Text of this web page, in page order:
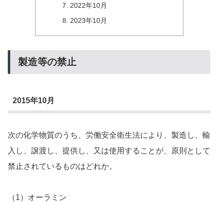
2022年10月
2023年10月
製造等の禁止
2015年10月
次の化学物質のうち、労働安全衛生法により、製造し、輸
入し、譲渡し、提供し、又は使用することが、原則として
禁止されているものはどれか。
（1）オーラミン